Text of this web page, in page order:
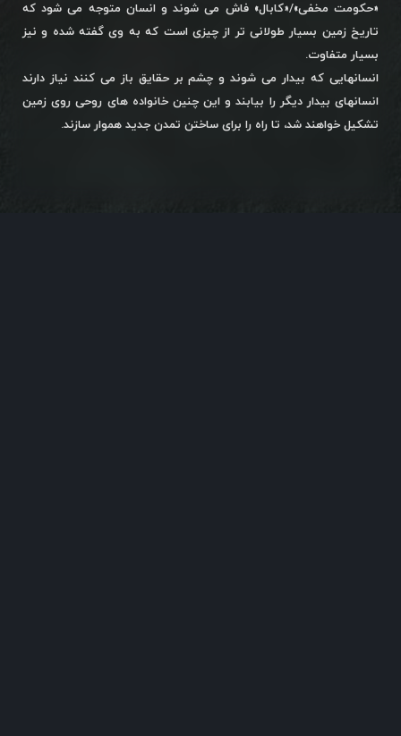
«حکومت مخفی»/«کابال» فاش می شوند و انسان متوجه می شود که
تاریخ زمین بسیار طولانی تر از چیزی است که به وی گفته شده و نیز
بسیار متفاوت.
انسانهایی که بیدار می شوند و چشم بر حقایق باز می کنند نیاز دارند
انسانهای بیدار دیگر را بیابند و این چنین خانواده های روحی روی زمین
تشکیل خواهند شد، تا راه را برای ساختن تمدن جدید هموار سازند.